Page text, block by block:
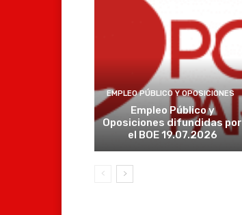
EMPLEO PÚBLICO Y OPOSICIONES
Empleo Público y
Oposiciones difundidas por
el BOE 19.07.2026